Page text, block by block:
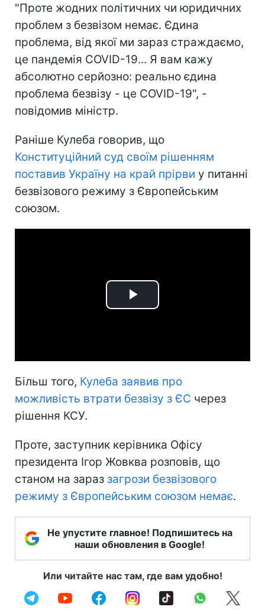
"Проте жодних політичних чи юридичних
проблем з безвізом немає. Єдина
проблема, від якої ми зараз страждаємо,
це пандемія COVID-19... Я вам кажу
абсолютно серйозно: реально єдина
проблема безвізу - це COVID-19", -
повідомив міністр.
Раніше Кулеба говорив, що
Конституційний суд своїм рішенням
поставив Україну на край прірви у питанні
безвізового режиму з Європейським
союзом.
Play
Більш того, Кулеба заявив про
можливість втрати безвізу з ЄС через
рішення КСУ.
Проте, заступник керівника Офісу
президента Ігор Жовква розповів, що
станом на зараз загрози безвізового
режиму з Європейським союзом немає.
Не упустите главное! Подпишитесь на
наши обновления в Google!
Или читайте нас там, где вам удобно!